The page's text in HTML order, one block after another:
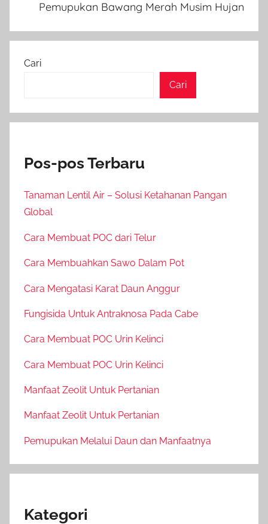
Pemupukan Bawang Merah Musim Hujan
Cari
Cari
Pos-pos Terbaru
Tanaman Lentil Air – Solusi Ketahanan Pangan
Global
Cara Membuat POC dari Telur
Cara Membuahkan Sawo Dalam Pot
Cara Mengatasi Karat Daun Anggur
Fungisida Untuk Antraknosa Pada Cabe
Cara Membuat POC Urin Kelinci
Cara Membuat POC Urin Kelinci
Manfaat Zeolit Untuk Pertanian
Manfaat Zeolit Untuk Pertanian
Pemupukan Melalui Daun dan Manfaatnya
Kategori